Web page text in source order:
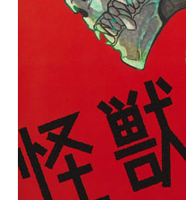
ITエンジニア向け専門サイト
企業向けIT製品の総合サイト
IT製品の技術・比較・事例
製造業のIT導入・活用を支援
モノづくり技術者専門サイト